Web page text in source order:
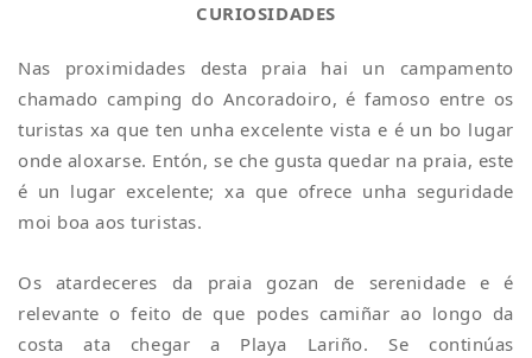
CURIOSIDADES
Nas proximidades desta praia hai un campamento
chamado camping do Ancoradoiro, é famoso entre os
turistas xa que ten unha excelente vista e é un bo lugar
onde aloxarse. Entón, se che gusta quedar na praia, este
é un lugar excelente; xa que ofrece unha seguridade
moi boa aos turistas.
Os atardeceres da praia gozan de serenidade e é
relevante o feito de que podes camiñar ao longo da
costa ata chegar a Playa Lariño. Se continúas